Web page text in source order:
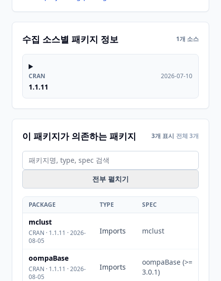
수집 소스별 패키지 정보 1개 소스
CRAN
1.1.11
2026-07-10
이 패키지가 의존하는 패키지 3개 표시 전체 3개
전부 펼치기
PACKAGE TYPE SPEC
mclust
CRAN · 1.1.11 · 2026-
08-05
Imports mclust
oompaBase
CRAN · 1.1.11 · 2026-
08-05
Imports
oompaBase (>=
3.0.1)